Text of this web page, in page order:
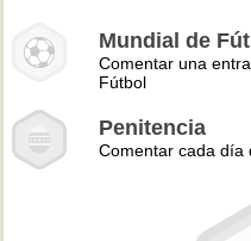
Mundial de
Comentar una
Fútbol
Penitencia
Comentar cada día